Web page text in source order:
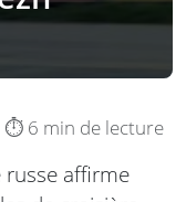
⏱️ 6 min de lecture
russe affirme